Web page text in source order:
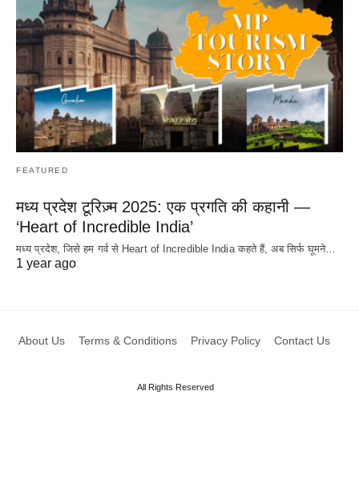
FEATURED
मध्य प्रदेश टूरिज़्म 2025: एक प्रगति की कहानी —
‘Heart of Incredible India’
मध्य प्रदेश, जिसे हम गर्व से Heart of Incredible India कहते हैं, अब सिर्फ घूमने…
1 year ago
About Us Terms & Conditions Privacy Policy Contact Us
All Rights Reserved